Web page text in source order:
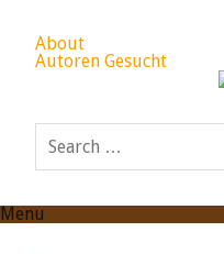
About
Autoren Gesucht
Menu